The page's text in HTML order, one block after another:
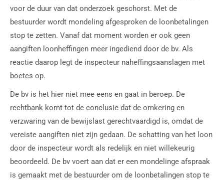
voor de duur van dat onderzoek geschorst. Met de
bestuurder wordt mondeling afgesproken de loonbetalingen
stop te zetten. Vanaf dat moment worden er ook geen
aangiften loonheffingen meer ingediend door de bv. Als
reactie daarop legt de inspecteur naheffingsaanslagen met
boetes op.
De bv is het hier niet mee eens en gaat in beroep. De
rechtbank komt tot de conclusie dat de omkering en
verzwaring van de bewijslast gerechtvaardigd is, omdat de
vereiste aangiften niet zijn gedaan. De schatting van het loon
door de inspecteur wordt als redelijk en niet willekeurig
beoordeeld. De bv voert aan dat er een mondelinge afspraak
is gemaakt met de bestuurder om de loonbetalingen stop te